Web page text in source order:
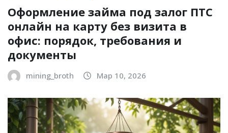
Оформление займа под залог ПТС
онлайн на карту без визита в
офис: порядок, требования и
документы
mining_broth Мар 10, 2026